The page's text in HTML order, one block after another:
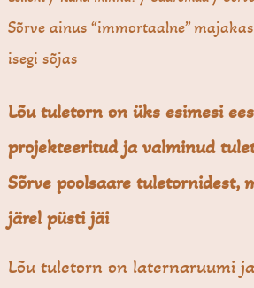
Sõrve ainus “immortaalne”
isegi sõjas
Lõu tuletorn on üks esimesi
projekteeritud ja valminud
Sõrve poolsaare tuletornidest,
järel püsti jäi
Lõu tuletorn on laternaruumi